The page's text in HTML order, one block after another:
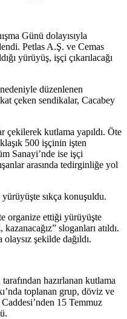
Günü dolayısıyla
Petlas A.Ş. ve Cemas
yürüyüş, işçi çıkarılacağı
düzenlenen
çeken sendikalar, Cacabey
çekilerek kutlama yapıldı. Öte
500 işçinin işten
Sanayi’nde ise işçi
arasında tedirginliğe yol
sıkça konuşuldu.
organize ettiği yürüyüşte
sloganları atıldı.
şekilde dağıldı.
hazırlanan kutlama
toplanan grup, döviz ve
15 Temmuz